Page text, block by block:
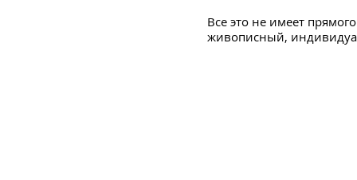
Все это не имеет
живописный,